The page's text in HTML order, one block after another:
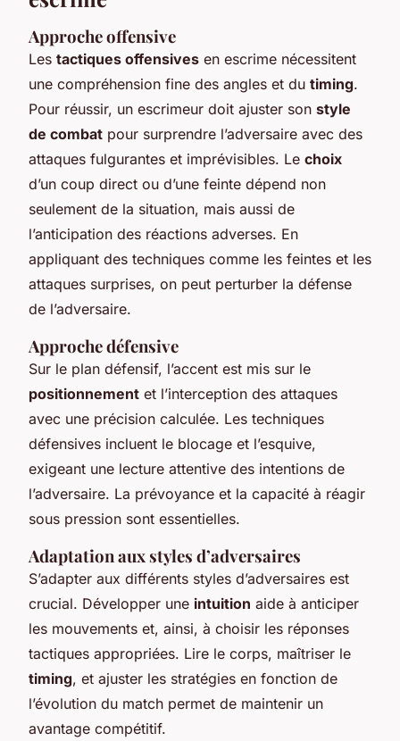
Approche offensive
Les tactiques offensives en escrime nécessitent
une compréhension fine des angles et du timing.
Pour réussir, un escrimeur doit ajuster son style
de combat pour surprendre l’adversaire avec des
attaques fulgurantes et imprévisibles. Le choix
d’un coup direct ou d’une feinte dépend non
seulement de la situation, mais aussi de
l’anticipation des réactions adverses. En
appliquant des techniques comme les feintes et les
attaques surprises, on peut perturber la défense
de l’adversaire.
Approche défensive
Sur le plan défensif, l’accent est mis sur le
positionnement et l’interception des attaques
avec une précision calculée. Les techniques
défensives incluent le blocage et l’esquive,
exigeant une lecture attentive des intentions de
l’adversaire. La prévoyance et la capacité à réagir
sous pression sont essentielles.
Adaptation aux styles d’adversaires
S’adapter aux différents styles d’adversaires est
crucial. Développer une intuition aide à anticiper
les mouvements et, ainsi, à choisir les réponses
tactiques appropriées. Lire le corps, maîtriser le
timing, et ajuster les stratégies en fonction de
l’évolution du match permet de maintenir un
avantage compétitif.